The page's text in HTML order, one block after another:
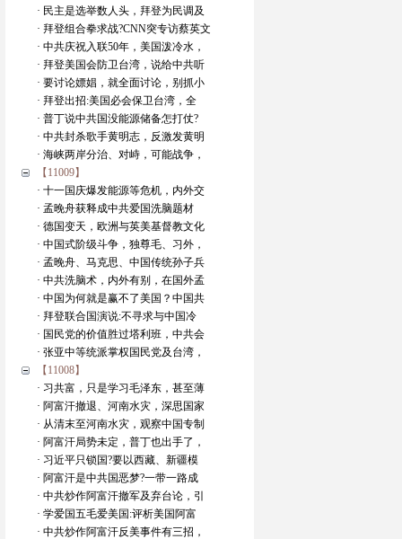
· 民主是选举数人头，拜登为民调及
· 拜登组合拳求战?CNN突专访蔡英文
· 中共庆祝入联50年，美国泼冷水，
· 拜登美国会防卫台湾，说给中共听
· 要讨论嫖娼，就全面讨论，别抓小
· 拜登出招:美国必会保卫台湾，全
· 普丁说中共国没能源储备怎打仗?
· 中共封杀歌手黄明志，反激发黄明
· 海峡两岸分治、对峙，可能战争，
【11009】
· 十一国庆爆发能源等危机，内外交
· 孟晚舟获释成中共爱国洗脑题材
· 德国变天，欧洲与英美基督教文化
· 中国式阶级斗争，独尊毛、习外，
· 孟晚舟、马克思、中国传统孙子兵
· 中共洗脑术，内外有别，在国外孟
· 中国为何就是赢不了美国？中国共
· 拜登联合国演说:不寻求与中国冷
· 国民党的价值胜过塔利班，中共会
· 张亚中等统派掌权国民党及台湾，
【11008】
· 习共富，只是学习毛泽东，甚至薄
· 阿富汗撤退、河南水灾，深思国家
· 从清末至河南水灾，观察中国专制
· 阿富汗局势未定，普丁也出手了，
· 习近平只锁国?要以西藏、新疆模
· 阿富汗是中共国恶梦?一带一路成
· 中共炒作阿富汗撤军及弃台论，引
· 学爱国五毛爱美国:评析美国阿富
· 中共炒作阿富汗反美事件有三招，